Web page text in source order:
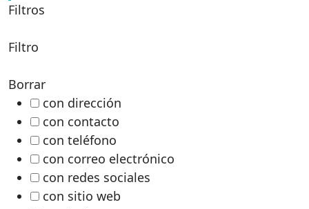
Filtros
Filtro
Borrar
con dirección
con contacto
con teléfono
con correo electrónico
con redes sociales
con sitio web